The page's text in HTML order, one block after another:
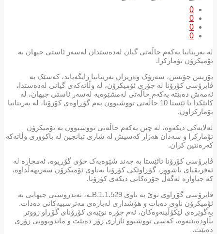
0
0
0
0
لە بەریتانیا یەکەم حاڵەتی گیان لەدەستدان لەسەر ئاستی جیهان بە
ئۆمیکرۆن تۆمارکرا.
بۆریس جۆنسن، سەرۆک وەزیران بەریتانیا رایگەیاند، کەسێک بە
ڤایرۆسی کۆرۆنا لە جۆری ئۆمیکرۆن، لە وڵاتەکەی گیانی لەدەستدا،
ئەمەش دەبێتە یەکەم حاڵەتی لەمشێوەیە لەسەر ئاستی جیهان، لە
کاتێکدا تا ئێستا 10 حاڵەتی تووشبوون بەم گۆڕاوەی کۆرۆنا، لە بەریتانیا
تۆمارکراون.
لەلایەکی دیکەوە، لە چین یەکەم حاڵەتی تووشبوون بە ئۆمیکرۆن
تۆمارکرا و سەدان هەزار کەسیش لە شاری تیانجین لە باکووری وڵاتەکە
کەرەنتین کران.
ڤایرۆسی کۆرۆنا تائێستا بە چەند شێوەیەک خۆی گۆڕیوە، ئەمجارە لە
ئەفریقیای باشوور، گۆڕاوێکی کۆرۆنا بەناوی ئۆمیکرۆن سەریهەڵداوە،
کە جیاوازە لەگەڵ جۆرەکانی دیکەی کۆرۆنا.
ڤایرۆسی گۆڕاوی نوێ بە ناوی B.1.1.529ـە، تەندروستی جیهانی بە
ئۆمیکرۆن ناوی دەبات و هۆشداری لەبارەی مەترسییەکانی دەدات.
بەگوێرەی لێکۆڵینەوەکان، ئەم جۆرە نوێیەی کۆرۆنای گۆڕاو زووتر
بڵاودەبێتەوە، کەسی تووشبوو ئازاری زۆر دەبێت و ماندوبوونی زۆری
دەبێت.